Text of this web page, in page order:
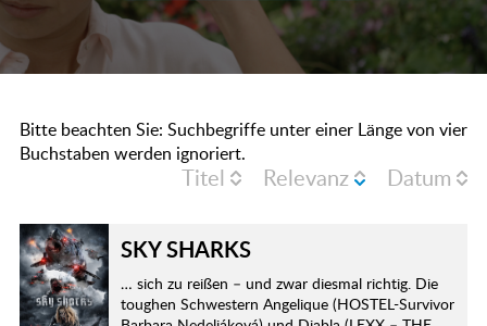
Bitte beachten Sie: Suchbegriffe unter einer Länge von vier
Buchstaben werden ignoriert.
Titel Relevanz Datum
SKY SHARKS
… sich zu reißen – und zwar diesmal richtig. Die
toughen Schwestern Angelique (HOSTEL-Survivor